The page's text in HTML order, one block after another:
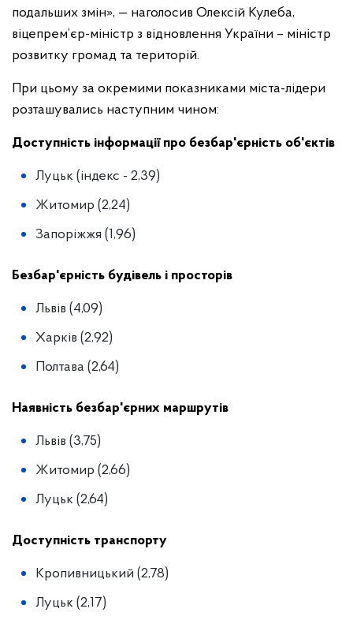
подальших змін», — наголосив Олексій Кулеба,
віцепрем’єр-міністр з відновлення України – міністр
розвитку громад та територій.
При цьому за окремими показниками міста-лідери
розташувались наступним чином:
Доступність інформації про безбар'єрність об'єктів
Луцьк (індекс - 2,39)
Житомир (2,24)
Запоріжжя (1,96)
Безбар'єрність будівель і просторів
Львів (4,09)
Харків (2,92)
Полтава (2,64)
Наявність безбар'єрних маршрутів
Львів (3,75)
Житомир (2,66)
Луцьк (2,64)
Доступність транспорту
Кропивницький (2,78)
Луцьк (2,17)